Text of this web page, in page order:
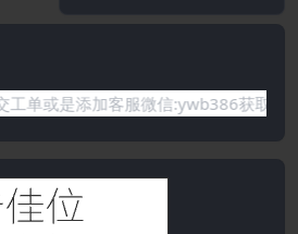
是添加客服微信:ywb386获取帮助！